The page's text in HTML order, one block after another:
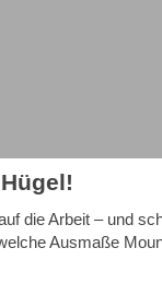
die Arbeit – und
Ausmaße